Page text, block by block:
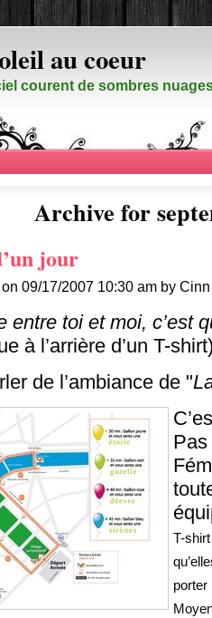
au coeur
courent de sombres
Archive for
jour
on 09/17/2007 10:30 am by Cinn
entre toi et moi, c’est
à l’arrière d’un T-
de l’ambiance de "
T-
porter